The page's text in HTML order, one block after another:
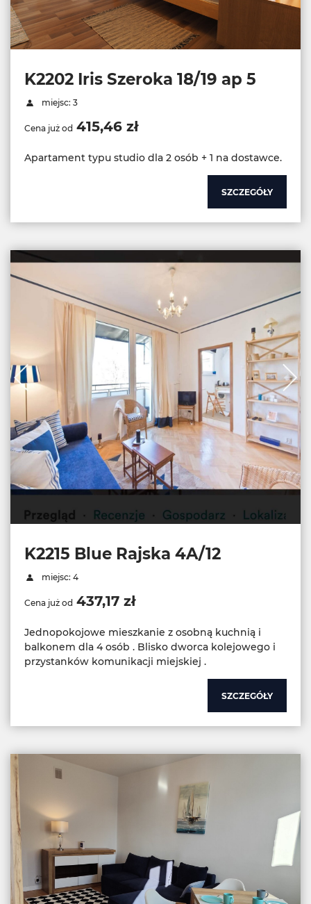
K2202 Iris Szeroka 18/19 ap 5
miejsc: 3
Cena już od 415,46 zł
Apartament typu studio dla 2 osób + 1 na dostawce.
SZCZEGÓŁY
K2215 Blue Rajska 4A/12
miejsc: 4
Cena już od 437,17 zł
Jednopokojowe mieszkanie z osobną kuchnią i
balkonem dla 4 osób . Blisko dworca kolejowego i
przystanków komunikacji miejskiej .
SZCZEGÓŁY